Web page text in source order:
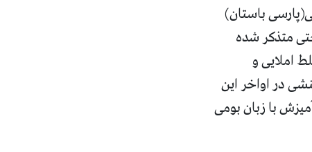
باستان)
متذکر شده
کوچک چهار پاراگرافی اردشیر سوم هخامنشی، حدود ۱۵ غلط املایی و
هخامنشی در اواخر این
با زبان بومی